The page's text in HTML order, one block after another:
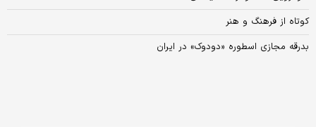
کوتاه از فرهنگ و هنر
بدرقه مجازی اسطوره «دودوک» در ایران